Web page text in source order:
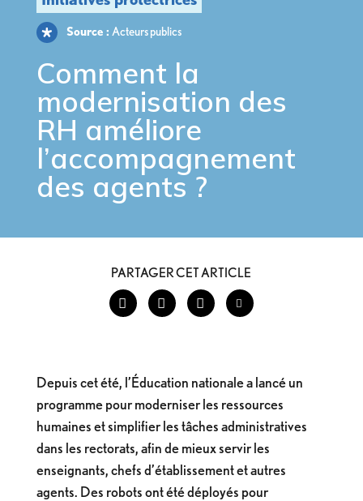
Source : Acteurs publics
Comment la
modernisation des
RH améliore
l’accompagnement
des agents ?
PARTAGER CET ARTICLE
Depuis cet été, l’Éducation nationale a lancé un
programme pour moderniser les ressources
humaines et simplifier les tâches administratives
dans les rectorats, afin de mieux servir les
enseignants, chefs d’établissement et autres
agents. Des robots ont été déployés pour